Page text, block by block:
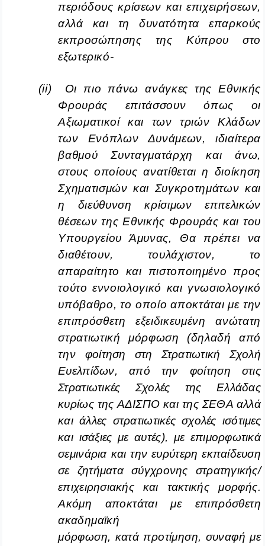
περιόδους κρίσεων και επιχειρήσεων,
αλλά και τη δυνατότητα επαρκούς
εκπροσώπησης της Κύπρου στο
εξωτερικό-
(ii) Οι πιο πάνω ανάγκες της Εθνικής
Φρουράς επιτάσσουν όπως οι
Αξιωματικοί και των τριών Κλάδων
των Ενόπλων Δυνάμεων, ιδιαίτερα
βαθμού Συνταγματάρχη και άνω,
στους οποίους ανατίθεται η διοίκηση
Σχηματισμών και Συγκροτημάτων και
η διεύθυνση κρίσιμων επιτελικών
θέσεων της Εθνικής Φρουράς και του
Υπουργείου Άμυνας, Θα πρέπει να
διαθέτουν, τουλάχιστον, το
απαραίτητο και πιστοποιημένο προς
τούτο εννοιολογικό και γνωσιολογικό
υπόβαθρο, το οποίο αποκτάται με την
επιπρόσθετη εξειδικευμένη ανώτατη
στρατιωτική μόρφωση (δηλαδή από
την φοίτηση στη Στρατιωτική Σχολή
Ευελπίδων, από την φοίτηση στις
Στρατιωτικές Σχολές της Ελλάδας
κυρίως της ΑΔΙΣΠΟ και της ΣΕΘΑ αλλά
και άλλες στρατιωτικές σχολές ισότιμες
και ισάξιες με αυτές), με επιμορφωτικά
σεμινάρια και την ευρύτερη εκπαίδευση
σε ζητήματα σύγχρονης στρατηγικής/
επιχειρησιακής και τακτικής
μορφής.
Ακόμη αποκτάται με επιπρόσθετη
ακαδημαϊκή
μόρφωση, κατά προτίμηση, συναφή με